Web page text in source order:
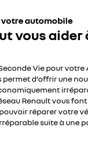
automobile
vous aider
Vie pour
permet d’offrir une
Renault vous
réparer votre
suite à une